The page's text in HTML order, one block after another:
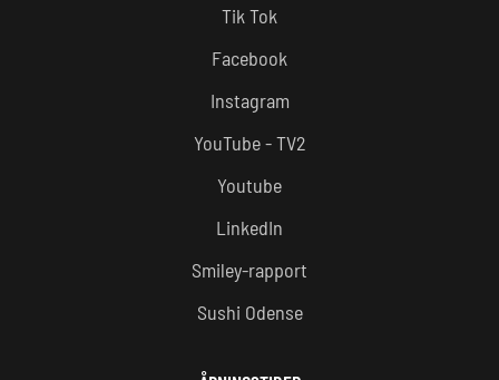
Tik Tok
Facebook
Instagram
YouTube - TV2
Youtube
LinkedIn
Smiley-rapport
Sushi Odense